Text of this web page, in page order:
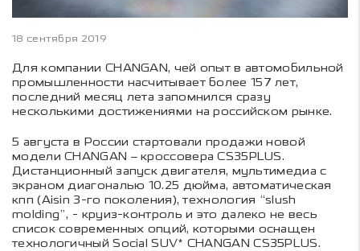
18 сентября 2019
Для компании CHANGAN, чей опыт в автомобильной
промышленности насчитывает более 157 лет,
последний месяц лета запомнился сразу
несколькими достижениями на российском рынке.
5 августа в России стартовали продажи новой
модели CHANGAN – кроссовера CS35PLUS.
Дистанционный запуск двигателя, мультимедиа с
экраном диагональю 10.25 дюйма, автоматическая
кпп (Aisin 3-го поколения), технология “slush
molding”, - круиз-контроль и это далеко не весь
список современных опций, которыми оснащен
технологичный Social SUV* CHANGAN CS35PLUS.